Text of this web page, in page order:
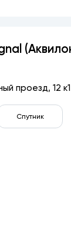
проезд, 12 к1
Спутник